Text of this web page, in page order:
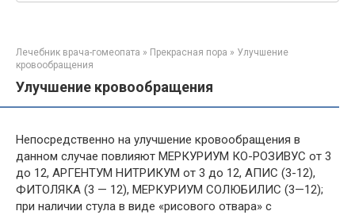
Лечебник врача-гомеопата » Прекрасная пора » Улучшение
кровообращения
Улучшение кровообращения
Непосредственно на улучшение кровообращения в
данном случае повлияют МЕРКУРИУМ КО-РОЗИВУС от 3
до 12, АРГЕНТУМ НИТРИКУМ от 3 до 12, АПИС (3-12),
ФИТОЛЯКА (3 — 12), МЕРКУРИУМ СОЛЮБИЛИС (3—12);
при наличии стула в виде «рисового отвара» с